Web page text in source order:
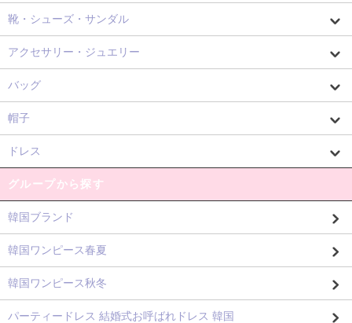
靴・シューズ・サンダル
アクセサリー・ジュエリー
バッグ
帽子
ドレス
グループから探す
韓国ブランド
韓国ワンピース春夏
韓国ワンピース秋冬
パーティードレス 結婚式お呼ばれドレス 韓国